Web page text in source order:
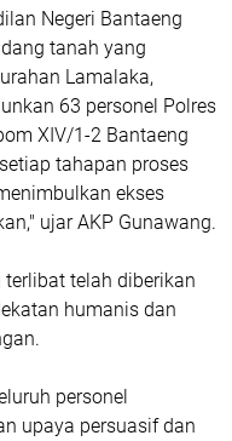
Negeri Bantaeng
tanah yang
Lamalaka,
63 personel Polres
XIV/1-2 Bantaeng
tahapan proses
ekses
ujar AKP Gunawang.
terlibat telah diberikan
humanis dan
personel
upaya persuasif dan